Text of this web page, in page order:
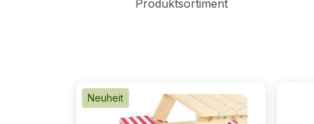
Produktsortiment
Neuheit